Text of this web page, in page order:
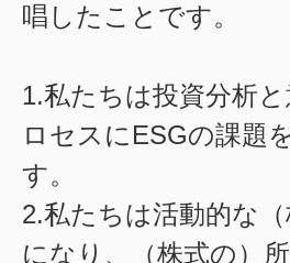
唱したことです。
1.私たちは投資分析
ロセスにESGの課題
す。
2.私たちは活動的な
になり、（株式の）